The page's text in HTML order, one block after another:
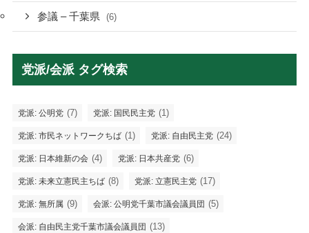
参議 – 千葉県 (6)
党派/会派 タグ検索
党派: 公明党 (7) 党派: 国民民主党 (1)
党派: 市民ネットワークちば (1) 党派: 自由民主党 (24)
党派: 日本維新の会 (4) 党派: 日本共産党 (6)
党派: 未来立憲民主ちば (8) 党派: 立憲民主党 (17)
党派: 無所属 (9) 会派: 公明党千葉市議会議員団 (5)
会派: 自由民主党千葉市議会議員団 (13)